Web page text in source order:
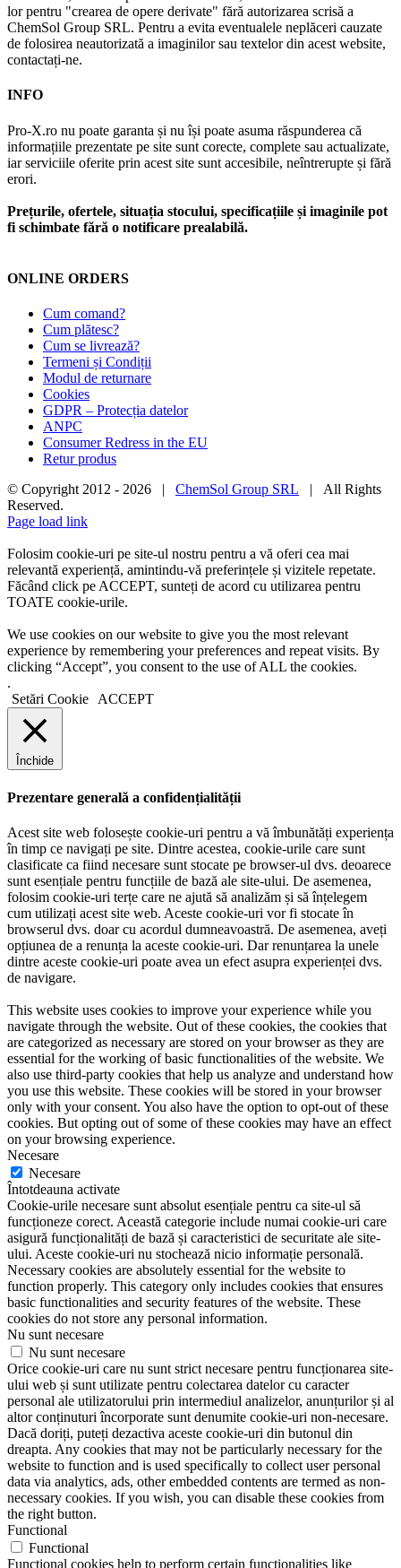
lor pentru "crearea de opere derivate" fără autorizarea scrisă a
ChemSol Group SRL. Pentru a evita eventualele neplăceri cauzate
de folosirea neautorizată a imaginilor sau textelor din acest website,
contactați-ne.
INFO
Pro-X.ro nu poate garanta și nu își poate asuma răspunderea că
informațiile prezentate pe site sunt corecte, complete sau actualizate,
iar serviciile oferite prin acest site sunt accesibile, neîntrerupte și fără
erori.
Prețurile, ofertele, situația stocului, specificațiile și imaginile pot
fi schimbate fără o notificare prealabilă.
ONLINE ORDERS
Cum comand?
Cum plătesc?
Cum se livrează?
Termeni și Condiții
Modul de returnare
Cookies
GDPR – Protecția datelor
ANPC
Consumer Redress in the EU
Retur produs
© Copyright 2012 - 2026 | ChemSol Group SRL | All Rights
Reserved.
Page load link
Folosim cookie-uri pe site-ul nostru pentru a vă oferi cea mai
relevantă experiență, amintindu-vă preferințele și vizitele repetate.
Făcând click pe ACCEPT, sunteți de acord cu utilizarea pentru
TOATE cookie-urile.
We use cookies on our website to give you the most relevant
experience by remembering your preferences and repeat visits. By
clicking “Accept”, you consent to the use of ALL the cookies.
.
Setări Cookie
ACCEPT
Închide
Prezentare generală a confidențialității
Acest site web folosește cookie-uri pentru a vă îmbunătăți experiența
în timp ce navigați pe site. Dintre acestea, cookie-urile care sunt
clasificate ca fiind necesare sunt stocate pe browser-ul dvs. deoarece
sunt esențiale pentru funcțiile de bază ale site-ului. De asemenea,
folosim cookie-uri terțe care ne ajută să analizăm și să înțelegem
cum utilizați acest site web. Aceste cookie-uri vor fi stocate în
browserul dvs. doar cu acordul dumneavoastră. De asemenea, aveți
opțiunea de a renunța la aceste cookie-uri. Dar renunțarea la unele
dintre aceste cookie-uri poate avea un efect asupra experienței dvs.
de navigare.
This website uses cookies to improve your experience while you
navigate through the website. Out of these cookies, the cookies that
are categorized as necessary are stored on your browser as they are
essential for the working of basic functionalities of the website. We
also use third-party cookies that help us analyze and understand how
you use this website. These cookies will be stored in your browser
only with your consent. You also have the option to opt-out of these
cookies. But opting out of some of these cookies may have an effect
on your browsing experience.
Necesare
Necesare
Întotdeauna activate
Cookie-urile necesare sunt absolut esențiale pentru ca site-ul să
funcționeze corect. Această categorie include numai cookie-uri care
asigură funcționalități de bază și caracteristici de securitate ale site-
ului. Aceste cookie-uri nu stochează nicio informație personală.
Necessary cookies are absolutely essential for the website to
function properly. This category only includes cookies that ensures
basic functionalities and security features of the website. These
cookies do not store any personal information.
Nu sunt necesare
Nu sunt necesare
Orice cookie-uri care nu sunt strict necesare pentru funcționarea site-
ului web și sunt utilizate pentru colectarea datelor cu caracter
personal ale utilizatorului prin intermediul analizelor, anunțurilor și al
altor conținuturi încorporate sunt denumite cookie-uri non-necesare.
Dacă doriți, puteți dezactiva aceste cookie-uri din butonul din
dreapta. Any cookies that may not be particularly necessary for the
website to function and is used specifically to collect user personal
data via analytics, ads, other embedded contents are termed as non-
necessary cookies. If you wish, you can disable these cookies from
the right button.
Functional
Functional
Functional cookies help to perform certain functionalities like